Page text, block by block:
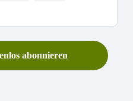
abonnieren